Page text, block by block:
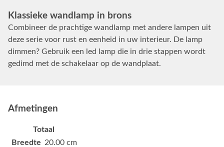
Klassieke wandlamp in brons
Combineer de prachtige wandlamp met andere lampen uit
deze serie voor rust en eenheid in uw interieur. De lamp
dimmen? Gebruik een led lamp die in drie stappen wordt
gedimd met de schakelaar op de wandplaat.
Afmetingen
Totaal
Breedte 20.00 cm